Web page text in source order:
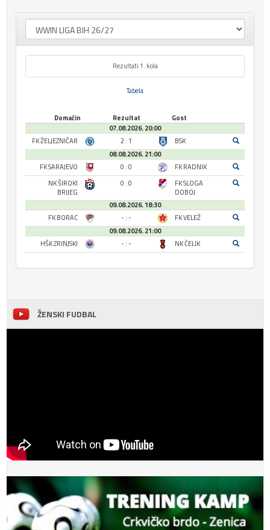
Rezultati 1. kola
Tabela
Domaćin Rezultat
Gost
07.08.2026. 20:00
FK ŽELJEZNIČAR
2 : 1
BSK
08.08.2026. 21:00
FK SARAJEVO
0 : 0
FK RADNIK
NK ŠIROKI
BRIJEG
0 : 0
FK SLOGA
DOBOJ
09.08.2026. 18:30
FK BORAC
- : -
FK VELEŽ
09.08.2026. 21:00
HŠK ZRINJSKI
- : - NK ČELIK
ŽENSKI FUDBAL